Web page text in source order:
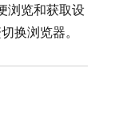
浏览和获取设
换浏览器。